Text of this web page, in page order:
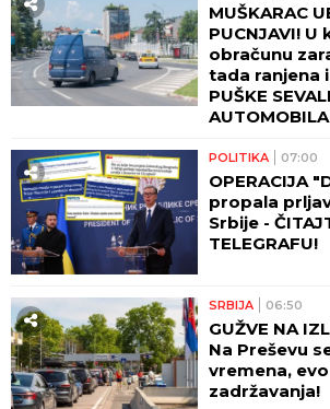
MUŠKARAC
PUCNJAVI! U
obračunu
tada ranjena
PUŠKE
POLITIKA 07:00
OPERACIJA
propala
Srbije -
TELEGRAFU!
SRBIJA 06:50
GUŽVE NA
Na Preševu
vremena,
zadržavanja!